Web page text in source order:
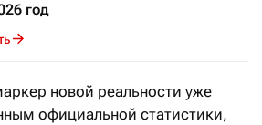
год
новой реальности уже
официальной статистики,